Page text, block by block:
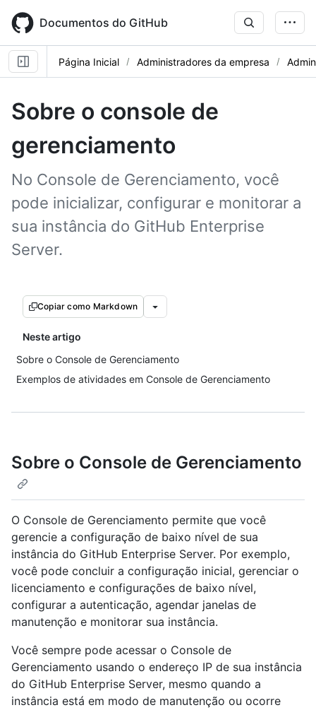
main
content
Documentos do GitHub
Página Inicial Administradores da empresa
Sobre o console de
gerenciamento
No Console de Gerenciamento, você
pode inicializar, configurar e monitorar a
sua instância do GitHub Enterprise
Server.
Copiar como Markdown
Neste artigo
Sobre o Console de Gerenciamento
Exemplos de atividades em Console de Gerenciamento
Sobre o Console de Gerenciamento
O Console de Gerenciamento permite que você
gerencie a configuração de baixo nível de sua
instância do GitHub Enterprise Server. Por exemplo,
você pode concluir a configuração inicial, gerenciar o
licenciamento e configurações de baixo nível,
configurar a autenticação, agendar janelas de
manutenção e monitorar sua instância.
Você sempre pode acessar o Console de
Gerenciamento usando o endereço IP de sua instância
do GitHub Enterprise Server, mesmo quando a
instância está em modo de manutenção ou ocorre